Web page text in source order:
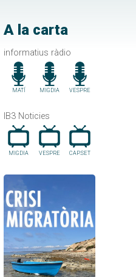
A la carta
informatius ràdio
MATÍ MIGDIA VESPRE
IB3 Noticies
MIGDIA VESPRE CAP.SET